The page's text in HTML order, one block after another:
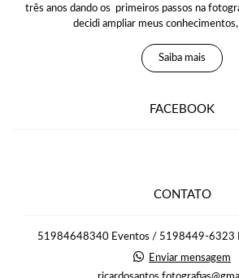
três anos dando os primeiros passos na
decidi ampliar meus conhecimentos,
Saiba mais
FACEBOOK
CONTATO
51984648340 Eventos / 5198449-6323
Enviar mensagem